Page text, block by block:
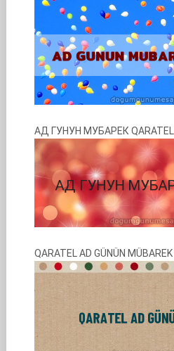
АД ГУНУН МУБАРЕК QARATEL
QARATEL AD GÜNÜN MÜBAREK